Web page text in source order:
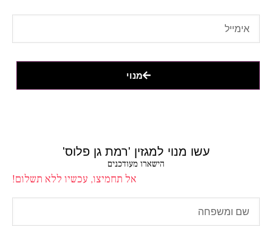
מנוי
עשו מנוי למגזין 'רמת גן פלוס'
הישארו מעודכנים
אל תחמיצו, עכשיו ללא תשלום!